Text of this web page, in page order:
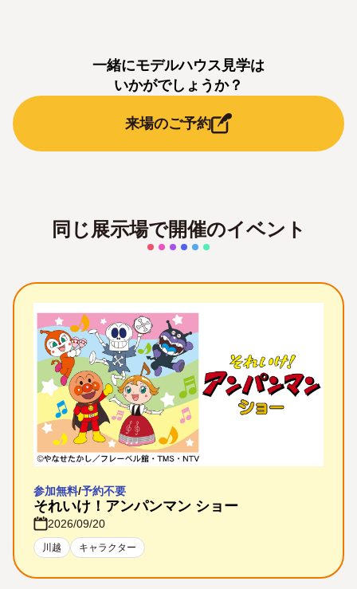
一緒にモデルハウス見学は
いかがでしょうか？
来場のご予約
同じ展示場で開催のイベント
参加無料/予約不要
それいけ！アンパンマン ショー
2026/09/20
川越 キャラクター